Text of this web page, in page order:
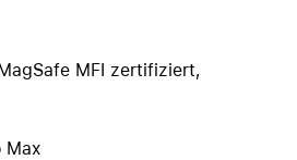
MFI zertifiziert,
Max